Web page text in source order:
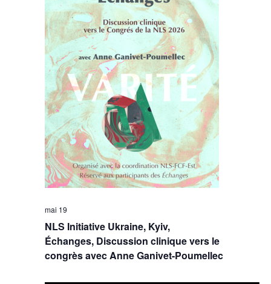
NLS Initiative Ukraine, Kyiv,
Échanges, Discussion clinique vers le
congrès avec Anne Ganivet-Poumellec
mai 19